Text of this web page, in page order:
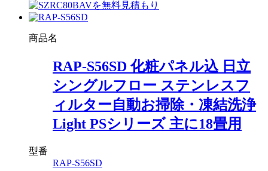
商品名
RAP-S56SD 化粧パネル込 日立
シングルフロー ステンレスフ
ィルター自動お掃除・凍結洗浄
Light PSシリーズ 主に18畳用
型番
RAP-S56SD